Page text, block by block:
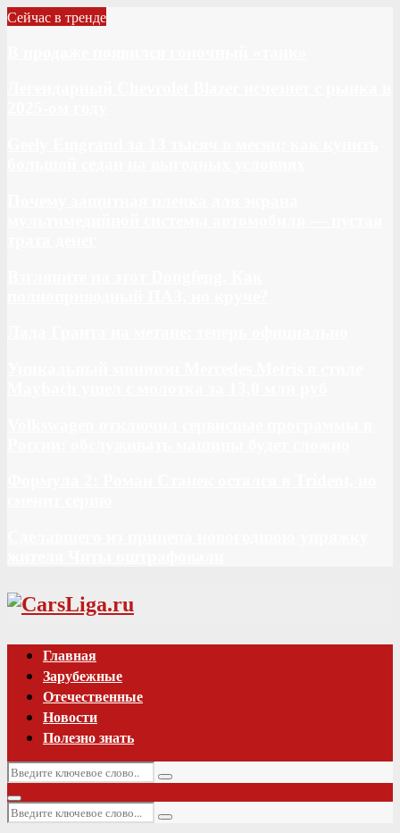
Сейчас в тренде
Vk
Главная
Зарубежные
Отечественные
Новости
Полезно знать
Искать:
Поиск
Основное
меню
Искать:
Поиск